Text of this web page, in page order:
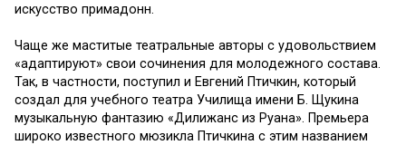
искус­ство примадонн.
Чаще же маститые театраль­ные авторы с удовольствием
«адаптируют» свои сочинения для молодежного состава.
Так, в частности, поступил и Евгений Птичкин, который
создал для учебного театра Училища имени Б. Щукина
музыкаль­ную фантазию «Дилижанс из Руана». Премьера
широко из­вестного мюзикла Птичкина с этим названием